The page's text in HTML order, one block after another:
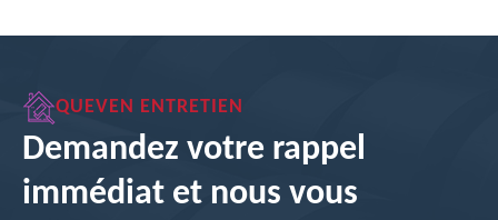
QUEVEN ENTRETIEN
Demandez votre rappel
immédiat et nous vous